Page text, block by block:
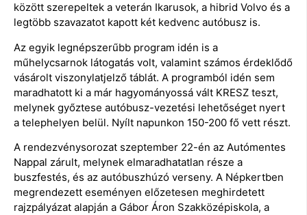
között szerepeltek a veterán Ikarusok, a hibrid Volvo és a
legtöbb szavazatot kapott két kedvenc autóbusz is.
Az egyik legnépszerűbb program idén is a
műhelycsarnok látogatás volt, valamint számos érdeklődő
vásárolt viszonylatjelző táblát. A programból idén sem
maradhatott ki a már hagyományossá vált KRESZ teszt,
melynek győztese autóbusz-vezetési lehetőséget nyert
a telephelyen belül. Nyílt napunkon 150-200 fő vett részt.
A rendezvénysorozat szeptember 22-én az Autómentes
Nappal zárult, melynek elmaradhatatlan része a
buszfestés, és az autóbuszhúzó verseny. A Népkertben
megrendezett eseményen előzetesen meghirdetett
rajzpályázat alapján a Gábor Áron Szakközépiskola, a